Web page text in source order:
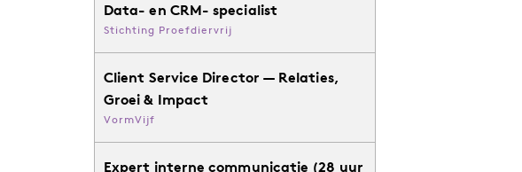
Data- en CRM- specialist
Stichting Proefdiervrij
Client Service Director — Relaties,
Groei & Impact
VormVijf
Expert interne communicatie (28 uur